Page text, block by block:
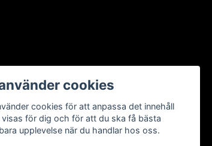
cookies
cookies för att anpassa det innehåll
visas för dig och för att du ska få bästa
upplevelse när du handlar hos oss.